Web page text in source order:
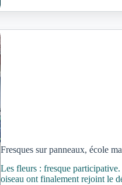
Fresques sur panneaux, école
Les fleurs : fresque
oiseau ont finalement rejoint le